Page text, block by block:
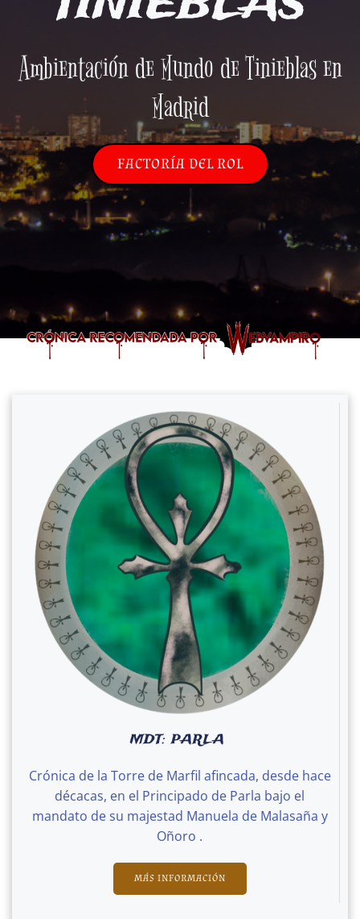
Ambientación de Mundo de Tinieblas en
Madrid
FACTORÍA DEL ROL
MDT: PARLA
Crónica de la Torre de Marfil afincada, desde hace
décacas, en el Principado de Parla bajo el
mandato de su majestad Manuela de Malasaña y
Oñoro .
MÁS INFORMACIÓN